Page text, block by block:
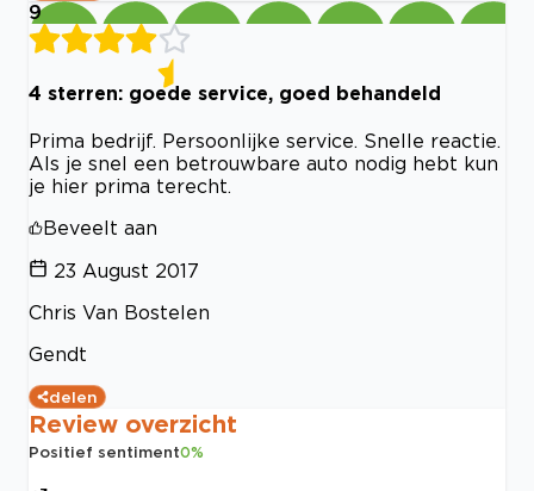
9
4 sterren: goede service, goed behandeld
Prima bedrijf. Persoonlijke service. Snelle reactie.
Als je snel een betrouwbare auto nodig hebt kun
je hier prima terecht.
Beveelt aan
23 August 2017
Chris Van Bostelen
Gendt
delen
Review overzicht
Positief sentiment0%